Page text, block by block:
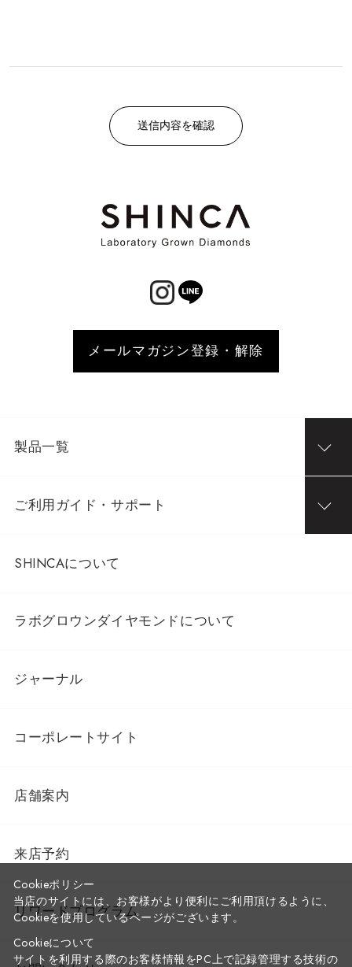
メールマガジン登録・解除
製品一覧
ご利用ガイド・サポート
SHINCAについて
ラボグロウンダイヤモンドについて
ジャーナル
コーポレートサイト
店舗案内
来店予約
リワードプログラム
Cookieポリシー
当店のサイトには、お客様がより便利にご利用頂けるように、
Cookieを使用しているページがございます。
Cookieについて
サイトを利用する際のお客様情報をPC上で記録管理する技術の